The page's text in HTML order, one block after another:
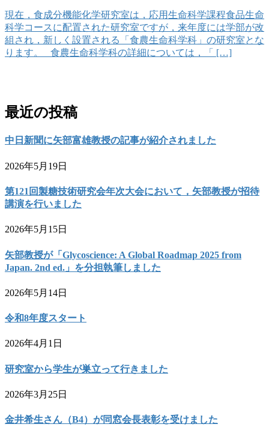
現在，食成分機能化学研究室は，応用生命科学課程食品生命
科学コースに配置された研究室ですが，来年度には学部が改
組され，新しく設置される「食農生命科学科」の研究室とな
ります。 食農生命科学科の詳細については，「 […]
最近の投稿
中日新聞に矢部富雄教授の記事が紹介されました
2026年5月19日
第121回製糖技術研究会年次大会において，矢部教授が招待
講演を行いました
2026年5月15日
矢部教授が「Glycoscience: A Global Roadmap 2025 from
Japan. 2nd ed.」を分担執筆しました
2026年5月14日
令和8年度スタート
2026年4月1日
研究室から学生が巣立って行きました
2026年3月25日
金井希生さん（B4）が同窓会長表彰を受けました